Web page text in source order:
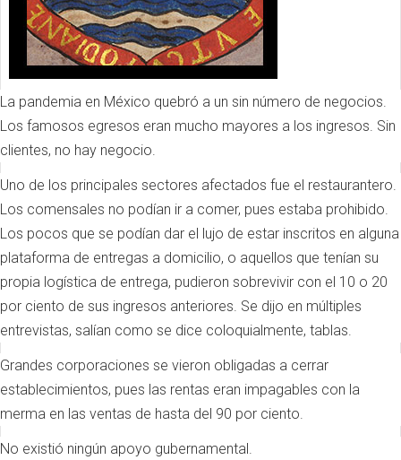
La pandemia en México quebró a un sin número de negocios.
Los famosos egresos eran mucho mayores a los ingresos. Sin
clientes, no hay negocio.
Uno de los principales sectores afectados fue el restaurantero.
Los comensales no podían ir a comer, pues estaba prohibido.
Los pocos que se podían dar el lujo de estar inscritos en alguna
plataforma de entregas a domicilio, o aquellos que tenían su
propia logística de entrega, pudieron sobrevivir con el 10 o 20
por ciento de sus ingresos anteriores. Se dijo en múltiples
entrevistas, salían como se dice coloquialmente, tablas.
Grandes corporaciones se vieron obligadas a cerrar
establecimientos, pues las rentas eran impagables con la
merma en las ventas de hasta del 90 por ciento.
No existió ningún apoyo gubernamental.